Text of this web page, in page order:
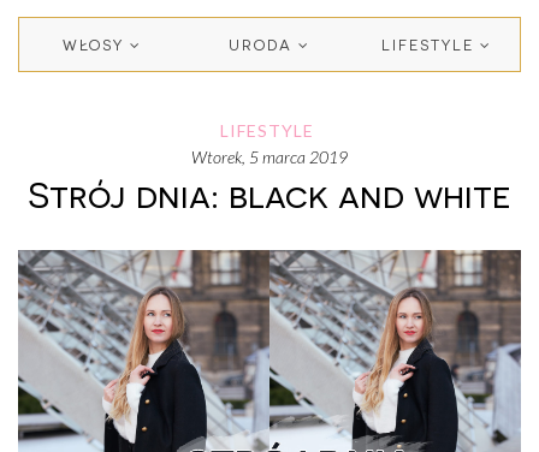
WŁOSY URODA LIFESTYLE
LIFESTYLE
wtorek, 5 marca 2019
Strój dnia: black and white